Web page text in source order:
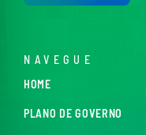
NAVEGUE
HOME
PLANO DE GOVERNO